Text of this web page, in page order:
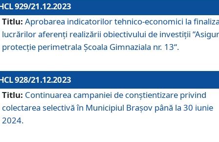
929/21.12.2023
Titlu: Aprobarea indicatorilor tehnico-economici la
lucrărilor aferenți realizării obiectivului de investiții
protecție perimetrala Școala Gimnaziala nr. 13“.
928/21.12.2023
Titlu: Continuarea campaniei de conștientizare privind
colectarea selectivă în Municipiul Braşov până la 30 iunie
2024.